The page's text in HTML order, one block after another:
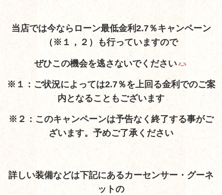
当店では今ならローン最低金利2.7％キャンペーン
（※１，２）も行っていますので
ぜひこの機会を逃さないでください
※１：ご状況によっては2.7％を上回る金利でのご案
内となることもございます
※２：このキャンペーンは予告なく終了する事がご
ざいます。予めご了承ください
詳しい装備などは下記にあるカーセンサー・グーネ
ットの